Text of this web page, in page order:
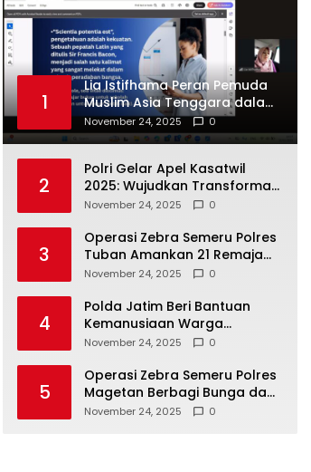
1
Lia Istifhama Peran Pemuda
Muslim Asia Tenggara dalam
Inovasi dan Kolaborasi
Internasional
November 24, 2025 0
2
Polri Gelar Apel Kasatwil
2025: Wujudkan Transformasi
Polri yang Profesional untuk
November 24, 2025 0
3
Operasi Zebra Semeru Polres
Tuban Amankan 21 Remaja
Pelaku Balap Liar
November 24, 2025 0
4
Polda Jatim Beri Bantuan
Kemanusiaan Warga
Terdampak Erupsi Gunung
November 24, 2025 0
5
Operasi Zebra Semeru Polres
Magetan Berbagi Bunga dan
Coklat Ajak Warga Tertib
November 24, 2025 0